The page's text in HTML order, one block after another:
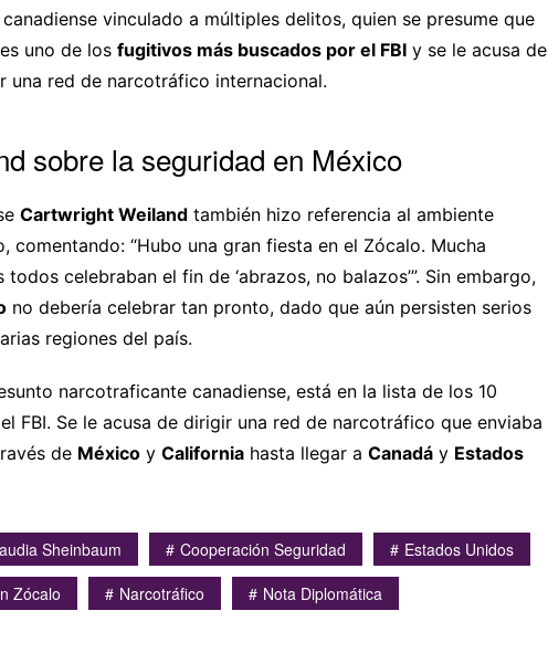
vinculado a múltiples delitos, quien se presume que
es uno de los fugitivos más buscados por el FBI y se le acusa de
una red de narcotráfico internacional.
sobre la seguridad en México
Cartwright Weiland también hizo referencia al ambiente
comentando: “Hubo una gran fiesta en el Zócalo. Mucha
celebraban el fin de ‘abrazos, no balazos’”. Sin embargo,
no debería celebrar tan pronto, dado que aún persisten serios
regiones del país.
narcotraficante canadiense, está en la lista de los 10
FBI. Se le acusa de dirigir una red de narcotráfico que enviaba
de México y California hasta llegar a Canadá y Estados
Sheinbaum Cooperación Seguridad
Estados Unidos
Zócalo Narcotráfico
Nota Diplomática